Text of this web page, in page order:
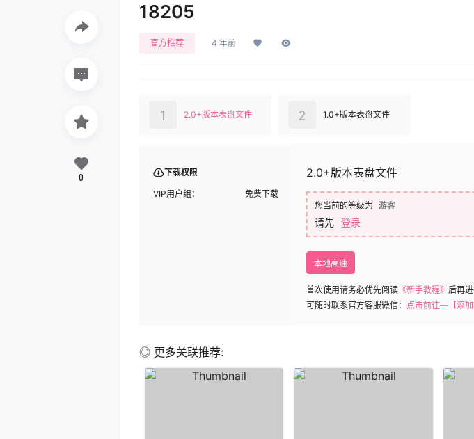
18205
官方推荐 4 年前
2.0+版本表盘文件
1 1.0+版本表盘文件
2
下载权限
VIP用户组： 免费下载
2.0+版本表盘文件
您当前的等级为 游客
请先 登录
本地高速
首次使用请务必优先阅读 《新手教程》 后再
可随时联系官方客服微信： 点击前往—【添加
◎ 更多关联推荐:
0